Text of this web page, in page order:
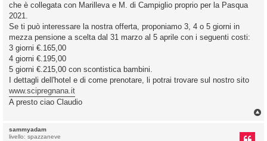
g
i
che è collegata con Marilleva e M. di Campiglio proprio per la Pasqua
2021.
Se ti può interessare la nostra offerta, proponiamo 3, 4 o 5 giorni in
mezza pensione a scelta dal 31 marzo al 5 aprile con i seguenti costi:
3 giorni €.165,00
4 giorni €.195,00
5 giorni €.215,00 con scontistica bambini.
I dettagli dell'hotel e di come prenotare, li potrai trovare sul nostro sito
www.scipregnana.it
A presto ciao Claudio
sammyadam
livello: spazzaneve